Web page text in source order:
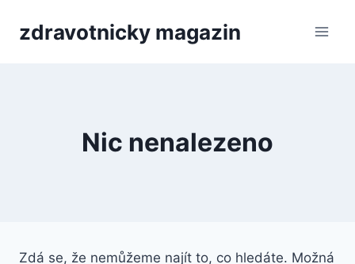
zdravotnicky magazin
Nic nenalezeno
Zdá se, že nemůžeme najít to, co hledáte. Možná